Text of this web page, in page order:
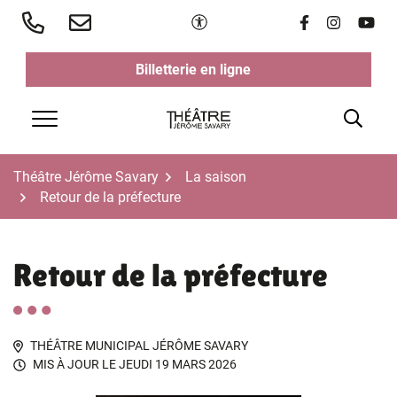
Aller
contenu
Paramètres d'accessibilité
Lien vers le
Lien vers
Lien
Billetterie en ligne(ouverture dans un nouvel
(ouverture dans un nouvel
Menu
Théâtre Jérôme Savary
La saison
Retour de la préfecture
Retour de la préfecture
THÉÂTRE MUNICIPAL JÉRÔME SAVARY
MIS À JOUR LEJEUDI 19 MARS 2026